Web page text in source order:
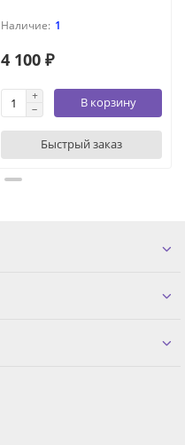
1
4 100 ₽
В корзину
Быстрый заказ